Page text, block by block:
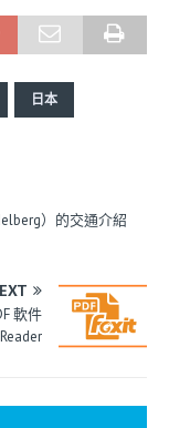
日本
）的交通介紹
軟件